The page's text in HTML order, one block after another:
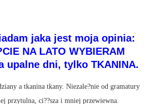
jaka jest moja opinia:
NA LATO WYBIERAM
upalne dni, tylko TKANINA.
a tkanina tkany. Niezale?nie od gramatury
przytulna, ci??sza i mniej przewiewna.